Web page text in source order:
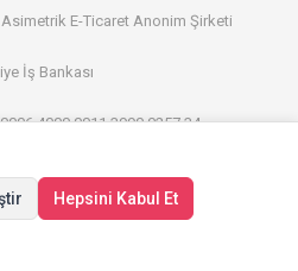
Asimetrik E-Ticaret Anonim Şirketi
İş Bankası
4000 0011 3990 0257 34
Hepsini Kabul Et